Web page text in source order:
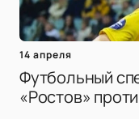
14 апреля
Футбольный
«Ростов»